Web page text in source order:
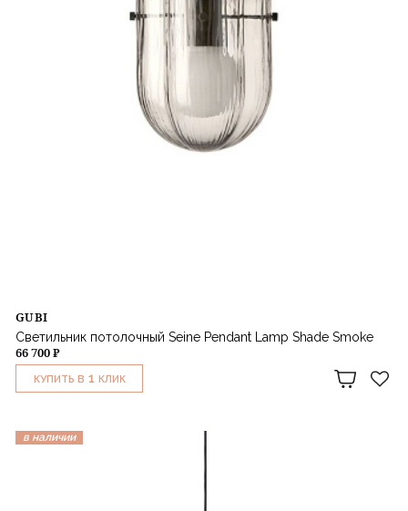
GUBI
Светильник потолочный Seine Pendant Lamp Shade Smoke
66 700 ₽
КУПИТЬ В 1 КЛИК
в наличии